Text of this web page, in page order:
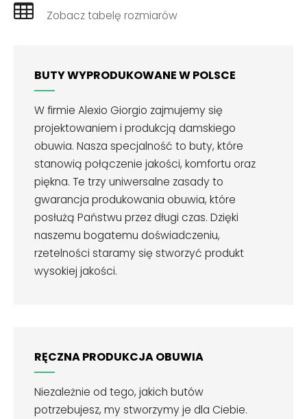
Zobacz tabelę rozmiarów
BUTY WYPRODUKOWANE W POLSCE
W firmie Alexio Giorgio zajmujemy się
projektowaniem i produkcją damskiego
obuwia. Nasza specjalność to buty, które
stanowią połączenie jakości, komfortu oraz
piękna. Te trzy uniwersalne zasady to
gwarancja produkowania obuwia, które
posłużą Państwu przez długi czas. Dzięki
naszemu bogatemu doświadczeniu,
rzetelności staramy się stworzyć produkt
wysokiej jakości.
RĘCZNA PRODUKCJA OBUWIA
Niezależnie od tego, jakich butów
potrzebujesz, my stworzymy je dla Ciebie.